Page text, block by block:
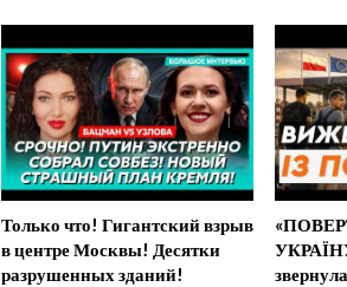
Только что! Гигантский взрыв
в центре Москвы! Десятки
разрушенных зданий!